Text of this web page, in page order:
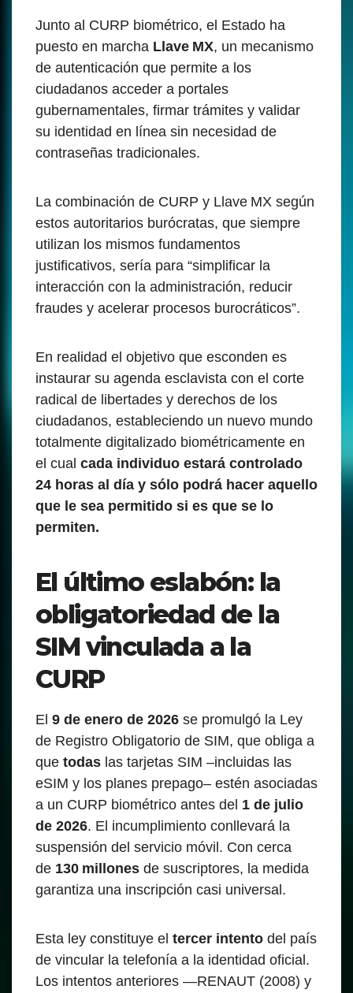
Junto al CURP biométrico, el Estado ha
puesto en marcha Llave MX, un mecanismo
de autenticación que permite a los
ciudadanos acceder a portales
gubernamentales, firmar trámites y validar
su identidad en línea sin necesidad de
contraseñas tradicionales.
La combinación de CURP y Llave MX según
estos autoritarios burócratas, que siempre
utilizan los mismos fundamentos
justificativos, sería para “simplificar la
interacción con la administración, reducir
fraudes y acelerar procesos burocráticos”.
En realidad el objetivo que esconden es
instaurar su agenda esclavista con el corte
radical de libertades y derechos de los
ciudadanos, estableciendo un nuevo mundo
totalmente digitalizado biométricamente en
el cual cada individuo estará controlado
24 horas al día y sólo podrá hacer aquello
que le sea permitido si es que se lo
permiten.
El último eslabón: la
obligatoriedad de la
SIM vinculada a la
CURP
El 9 de enero de 2026 se promulgó la Ley
de Registro Obligatorio de SIM, que obliga a
que todas las tarjetas SIM –incluidas las
eSIM y los planes prepago– estén asociadas
a un CURP biométrico antes del 1 de julio
de 2026. El incumplimiento conllevará la
suspensión del servicio móvil. Con cerca
de 130 millones de suscriptores, la medida
garantiza una inscripción casi universal.
Esta ley constituye el tercer intento del país
de vincular la telefonía a la identidad oficial.
Los intentos anteriores —RENAUT (2008) y